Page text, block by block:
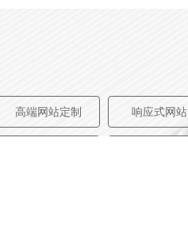
高端网站定制 响应式网站